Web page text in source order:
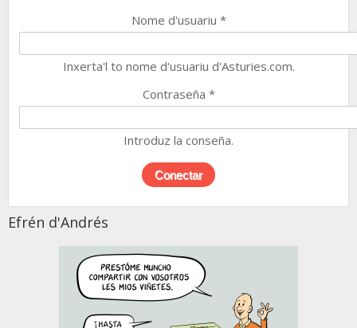
Nome d'usuariu *
Inxerta'l to nome d'usuariu d'Asturies.com.
Contraseña *
Introduz la conseña.
Efrén d'Andrés